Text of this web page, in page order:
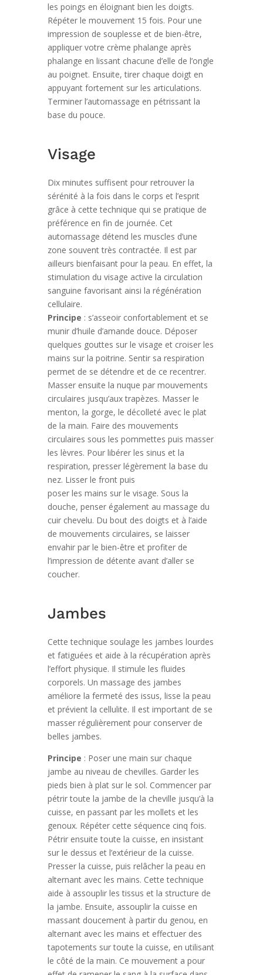
les poings en éloignant bien les doigts.
Répéter le mouvement 15 fois. Pour une
impression de souplesse et de bien-être,
appliquer votre crème phalange après
phalange en lissant chacune d’elle de l’ongle
au poignet. Ensuite, tirer chaque doigt en
appuyant fortement sur les articulations.
Terminer l’automassage en pétrissant la
base du pouce.
Visage
Dix minutes suffisent pour retrouver la
sérénité à la fois dans le corps et l’esprit
grâce à cette technique qui se pratique de
préférence en fin de journée. Cet
automassage détend les muscles d’une
zone souvent très contractée. Il est par
ailleurs bienfaisant pour la peau. En effet, la
stimulation du visage active la circulation
sanguine favorisant ainsi la régénération
cellulaire.
Principe : s’asseoir confortablement et se
munir d’huile d’amande douce. Déposer
quelques gouttes sur le visage et croiser les
mains sur la poitrine. Sentir sa respiration
permet de se détendre et de ce recentrer.
Masser ensuite la nuque par mouvements
circulaires jusqu’aux trapèzes. Masser le
menton, la gorge, le décolleté avec le plat
de la main. Faire des mouvements
circulaires sous les pommettes puis masser
les lèvres. Pour libérer les sinus et la
respiration, presser légèrement la base du
nez. Lisser le front puis
poser les mains sur le visage. Sous la
douche, penser également au massage du
cuir chevelu. Du bout des doigts et à l’aide
de mouvements circulaires, se laisser
envahir par le bien-être et profiter de
l’impression de détente avant d’aller se
coucher.
Jambes
Cette technique soulage les jambes lourdes
et fatiguées et aide à la récupération après
l’effort physique. Il stimule les fluides
corporels. Un massage des jambes
améliore la fermeté des issus, lisse la peau
et prévient la cellulite. Il est important de se
masser régulièrement pour conserver de
belles jambes.
Principe : Poser une main sur chaque
jambe au niveau de chevilles. Garder les
pieds bien à plat sur le sol. Commencer par
pétrir toute la jambe de la cheville jusqu’à la
cuisse, en passant par les mollets et les
genoux. Répéter cette séquence cinq fois.
Pétrir ensuite toute la cuisse, en insistant
sur le dessus et l’extérieur de la cuisse.
Presser la cuisse, puis relâcher la peau en
alternant avec les mains. Cette technique
aide à assouplir les tissus et la structure de
la jambe. Ensuite, assouplir la cuisse en
massant doucement à partir du genou, en
alternant avec les mains et effectuer des
tapotements sur toute la cuisse, en utilisant
le côté de la main. Ce mouvement a pour